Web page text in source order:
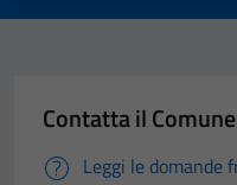
Contatta il Comune
Leggi le domande